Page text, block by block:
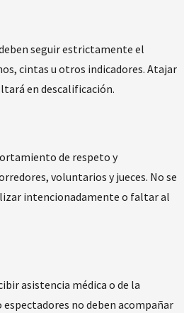
seguir estrictamente el
cintas u otros indicadores. Atajar
en descalificación.
de respeto y
voluntarios y jueces. No se
intencionadamente o faltar al
asistencia médica o de la
no deben acompañar